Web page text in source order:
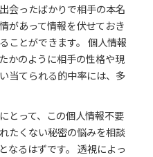
会ったばかりで相手の本名
があって情報を伏せておき
ことができます。 個人情報
かのように相手の性格や現
当てられる的中率には、多
とって、この個人情報不要
たくない秘密の悩みを相談
なるはずです。 透視によっ